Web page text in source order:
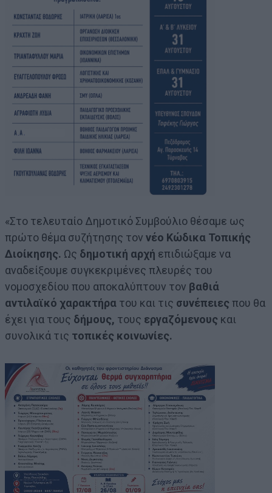
«Στο τελευταίο Δημοτικό Συμβούλιο θέσαμε ως
πρώτο θέμα συζήτησης τον νέο Κώδικα Τοπικής
Διοίκησης. Ως δημοτική αρχή επιδιώξαμε να
αναδείξουμε συγκεκριμένες πλευρές του
νομοσχεδίου που αποκαλύπτουν τον βαθιά
αντιλαϊκό χαρακτήρα του και τις συνέπειεςπου θα
έχει για τους δήμους, τους εργαζόμενους και
συνολικά τις τοπικές κοινωνίες.